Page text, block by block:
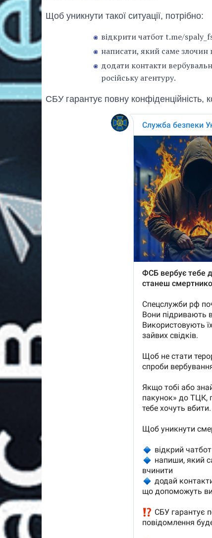
Щоб уникнути такої ситуації, потрібно:
відкрити чатбот t.me/
написати, який саме
додати контакти
російську агентуру.
СБУ гарантує повну